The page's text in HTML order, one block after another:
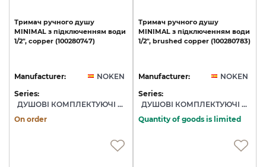
Тримач ручного душу
MINIMAL з підключенням води
1/2", copper (100280747)
Manufacturer:
NOKEN
Series:
ДУШОВІ КОМПЛЕКТУЮЧІ NOKEN
On order
Тримач ручного душу
MINIMAL з підключенням води
1/2", brushed copper (100280783)
Manufacturer:
NOKEN
Series:
ДУШОВІ КОМПЛЕКТУЮЧІ NOKEN
Quantity of goods is limited